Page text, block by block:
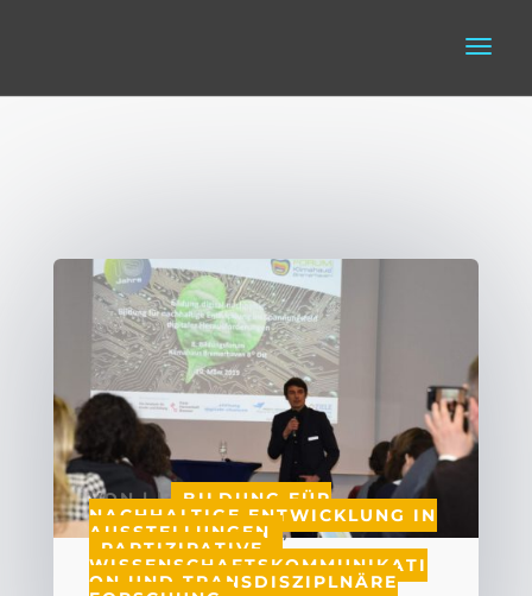
VON|| BILDUNG FÜR
NACHHALTIGE ENTWICKLUNG IN
AUSSTELLUNGEN ,
PARTIZIPATIVE
WISSENSCHAFTSKOMMUNIKATI
ON UND TRANSDISZIPLNÄRE